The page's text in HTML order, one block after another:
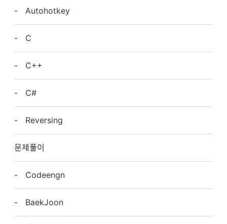
Autohotkey
C
C++
C#
Reversing
문제풀이
Codeengn
BaekJoon